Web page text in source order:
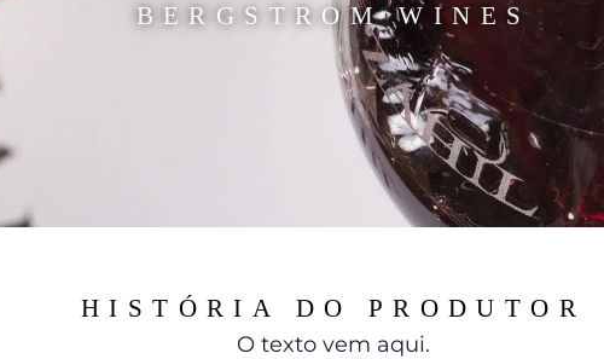
BERGSTROM WINES
HISTÓRIA DO PRODUTOR
O texto vem aqui.